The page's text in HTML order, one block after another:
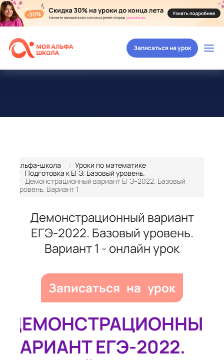
Записаться на урок
Альфа-школа
Уроки по математике
Подготовка к ЕГЭ. Базовый уровень.
Демонстрационный вариант ЕГЭ-2022. Базовый
уровень. Вариант 1
Демонстрационный вариант
ЕГЭ-2022. Базовый уровень.
Вариант 1 - онлайн урок
Записаться на урок
ДЕМОНСТРАЦИОННЫЙ
ВАРИАНТ ЕГЭ-2022.